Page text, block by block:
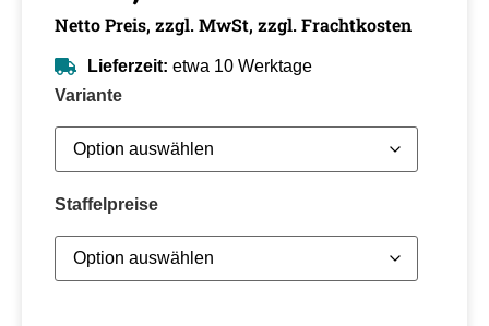
Netto Preis, zzgl. MwSt, zzgl. Frachtkosten
Lieferzeit: etwa 10 Werktage
Variante
Staffelpreise